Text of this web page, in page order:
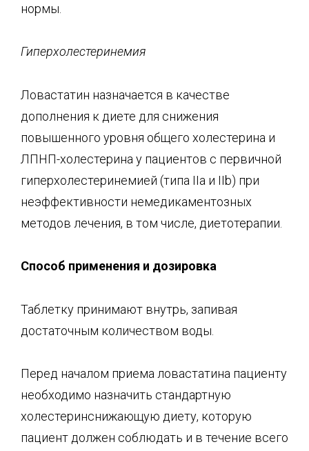
нормы.
Гиперхолестеринемия
Ловастатин назначается в качестве
дополнения к диете для снижения
повышенного уровня общего холестерина и
ЛПНП-холестерина у пациентов с первичной
гиперхолестеринемией (типа IIа и IIb) при
неэффективности немедикаментозных
методов лечения, в том числе, диетотерапии.
Способ применения и дозировка
Таблетку принимают внутрь, запивая
достаточным количеством воды.
Перед началом приема ловастатина пациенту
необходимо назначить стандартную
холестеринснижающую диету, которую
пациент должен соблюдать и в течение всего